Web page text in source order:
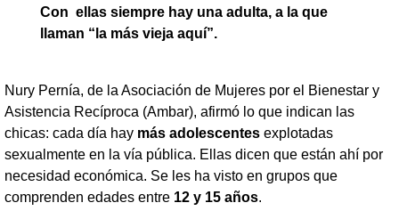
Con ellas siempre hay una adulta, a la que
llaman “la más vieja aquí”.
Nury Pernía, de la Asociación de Mujeres por el Bienestar y
Asistencia Recíproca (Ambar), afirmó lo que indican las
chicas: cada día hay más adolescentes explotadas
sexualmente en la vía pública. Ellas dicen que están ahí por
necesidad económica. Se les ha visto en grupos que
comprenden edades entre 12 y 15 años.